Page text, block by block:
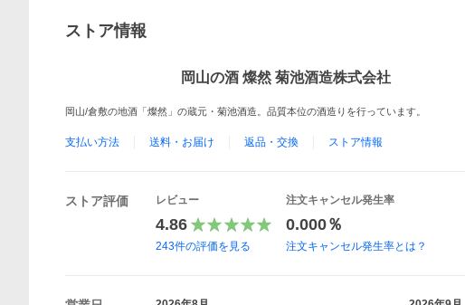
ストア情報
岡山の酒 燦然 菊池酒造株式会社
岡山/倉敷の地酒「燦然」の蔵元・菊池酒造。品質本位の酒造りを行っています。
支払い方法 送料・お届け 返品・交換 ストア情報
ストア評価 レビュー
4.86
243件の評価を見る
注文キャンセル発生率
0.000％
注文キャンセル発生率とは？